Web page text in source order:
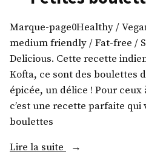
Marque-page0Healthy /
medium friendly / Fat-free /
Delicious. Cette recette
Kofta, ce sont des boulettes
épicée, un délice ! Pour ceux
c’est une recette parfaite
boulettes
Lire la suite
« Petites